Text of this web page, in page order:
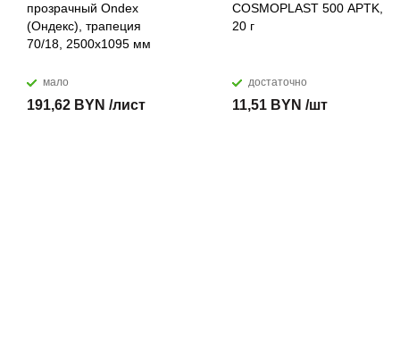
прозрачный Ondex
(Ондекс), трапеция
70/18, 2500х1095 мм
мало
191,62 BYN /лист
COSMOPLAST 500 APTK,
20 г
достаточно
11,51 BYN /шт